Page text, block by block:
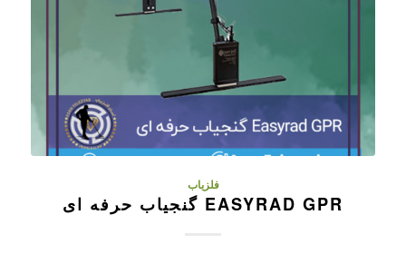
فلزیاب
EASYRAD GPR گنجیاب حرفه ای